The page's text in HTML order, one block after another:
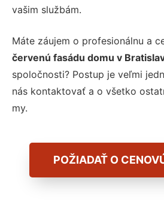
vašim službám.
Máte záujem o profesionálnu a
červenú fasádu domu v
spoločnosti? Postup je veľmi
nás kontaktovať a o všetko
my.
POŽIADAŤ O